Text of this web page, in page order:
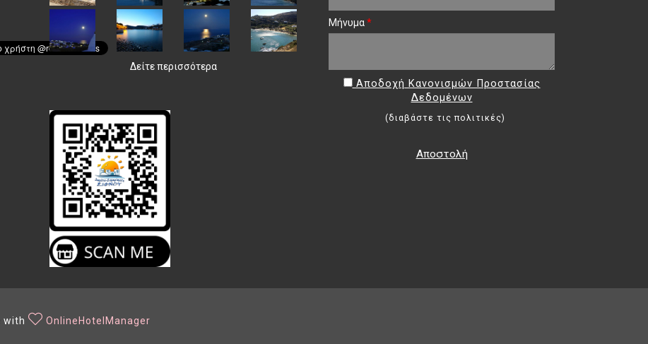
Δείτε περισσότερα
Μήνυμα*
Αποδοχή Κανονισμών Προστασίας
Δεδομένων
(διαβάστε τις πολιτικές)
Αποστολή
with OnlineHotelManager